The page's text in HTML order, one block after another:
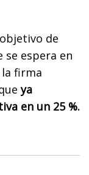
de
se espera en
firma
ya
en un 25 %.